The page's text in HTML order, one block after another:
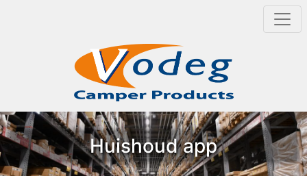
Huishoud app